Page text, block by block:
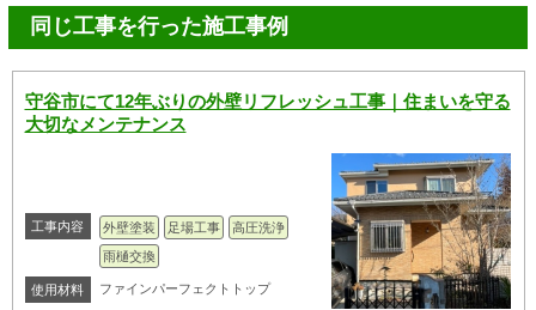
同じ工事を行った施工事例
守谷市にて12年ぶりの外壁リフレッシュ工事｜住まいを守る
大切なメンテナンス
工事内容 外壁塗装 足場工事
高圧洗浄
雨樋交換
使用材料 ファインパーフェクトトップ